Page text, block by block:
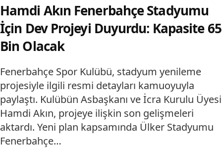
Hamdi Akın Fenerbahçe Stadyumu
İçin Dev Projeyi Duyurdu: Kapasite 65
Bin Olacak
Fenerbahçe Spor Kulübü, stadyum yenileme
projesiyle ilgili resmi detayları kamuoyuyla
paylaştı. Kulübün Asbaşkanı ve İcra Kurulu Üyesi
Hamdi Akın, projeye ilişkin son gelişmeleri
aktardı. Yeni plan kapsamında Ülker Stadyumu
Fenerbahçe…